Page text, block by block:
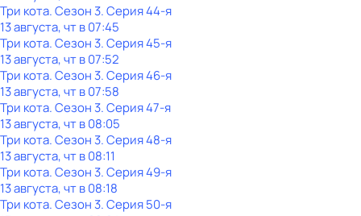
Три кота. Сезон 3. Серия 44-я
13 августа, чт в 07:45
Три кота. Сезон 3. Серия 45-я
13 августа, чт в 07:52
Три кота. Сезон 3. Серия 46-я
13 августа, чт в 07:58
Три кота. Сезон 3. Серия 47-я
13 августа, чт в 08:05
Три кота. Сезон 3. Серия 48-я
13 августа, чт в 08:11
Три кота. Сезон 3. Серия 49-я
13 августа, чт в 08:18
Три кота. Сезон 3. Серия 50-я